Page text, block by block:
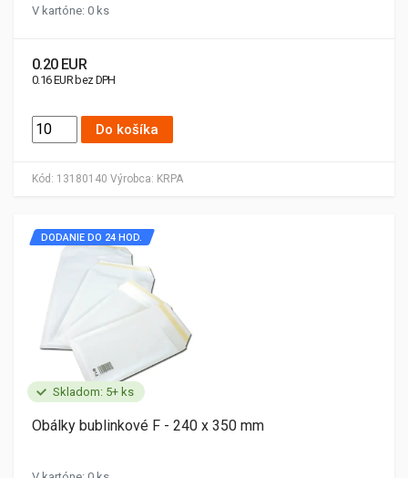
Kód: 13180140 Výrobca: KRPA
V kartóne: 0 ks
0.20 EUR
0.16 EUR bez DPH
Do košíka
Skladom: 5+ ks
DODANIE DO 24 HOD.
Obálky bublinkové F - 240 x 350 mm